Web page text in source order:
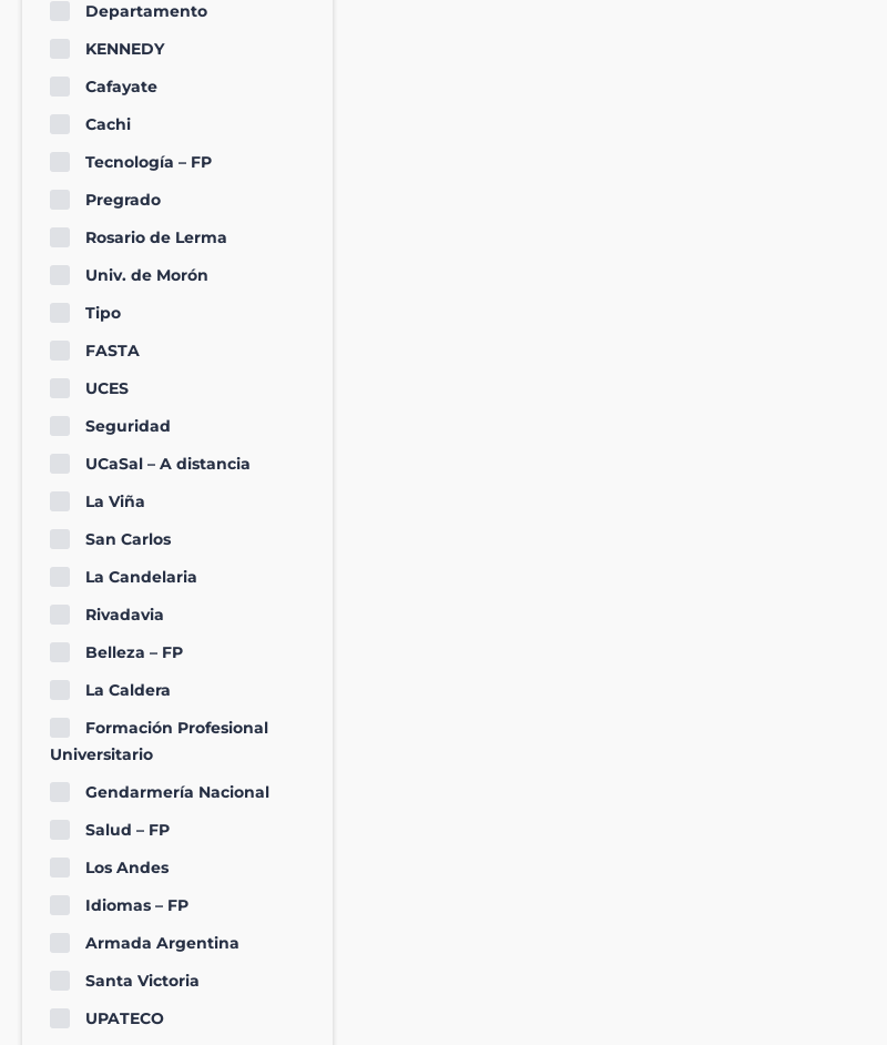
Departamento
KENNEDY
Cafayate
Cachi
Tecnología – FP
Pregrado
Rosario de Lerma
Univ. de Morón
Tipo
FASTA
UCES
Seguridad
UCaSal – A distancia
La Viña
San Carlos
La Candelaria
Rivadavia
Belleza – FP
La Caldera
Formación Profesional
Universitario
Gendarmería Nacional
Salud – FP
Los Andes
Idiomas – FP
Armada Argentina
Santa Victoria
UPATECO